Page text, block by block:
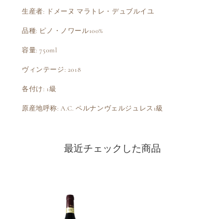
生産者: ドメーヌ マラトレ・デュブルイユ
品種: ピノ・ノワール100%
容量: 750ml
ヴィンテージ: 2018
各付け: 1級
原産地呼称: A.C. ペルナンヴェルジュレス1級
最近チェックした商品